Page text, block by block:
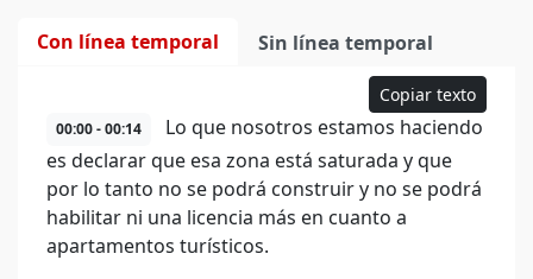
Con línea temporal Sin línea temporal
Copiar texto
00:00 - 00:14
Lo que nosotros estamos haciendo
es declarar que esa zona está saturada y que
por lo tanto no se podrá construir y no se podrá
habilitar ni una licencia más en cuanto a
apartamentos turísticos.